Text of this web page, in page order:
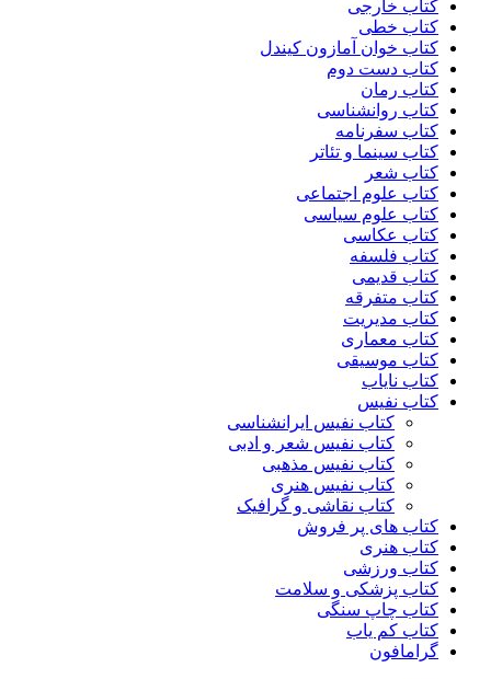
کتاب خارجی
کتاب خطی
کتاب خوان آمازون کیندل
کتاب دست دوم
کتاب رمان
کتاب روانشناسی
کتاب سفرنامه
کتاب سینما و تئاتر
کتاب شعر
کتاب علوم اجتماعی
کتاب علوم سیاسی
کتاب عکاسی
کتاب فلسفه
کتاب قدیمی
کتاب متفرقه
کتاب مدیریت
کتاب معماری
کتاب موسیقی
کتاب نایاب
کتاب نفیس
کتاب نفیس ایرانشناسی
کتاب نفیس شعر و ادبی
کتاب نفیس مذهبی
کتاب نفیس هنری
کتاب نقاشی و گرافیک
کتاب های پر فروش
کتاب هنری
کتاب ورزشی
کتاب پزشکی و سلامت
کتاب چاپ سنگی
کتاب کم یاب
گرامافون